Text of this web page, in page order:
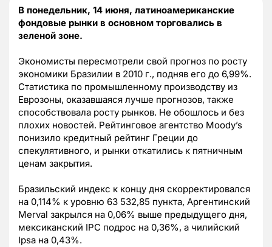
В понедельник, 14 июня, латиноамериканские
фондовые рынки в основном торговались в
зеленой зоне.
Экономисты пересмотрели свой прогноз по росту
экономики Бразилии в 2010 г., подняв его до 6,99%.
Статистика по промышленному производству из
Еврозоны, оказавшаяся лучше прогнозов, также
способствовала росту рынков. Не обошлось и без
плохих новостей. Рейтинговое агентство Moody’s
понизило кредитный рейтинг Греции до
спекулятивного, и рынки откатились к пятничным
ценам закрытия.
Бразильский индекс к концу дня скорректировался
на 0,114% к уровню 63 532,85 пункта, Аргентинский
Merval закрылся на 0,06% выше предыдущего дня,
мексиканский IPC подрос на 0,36%, а чилийский
Ipsa на 0,43%.